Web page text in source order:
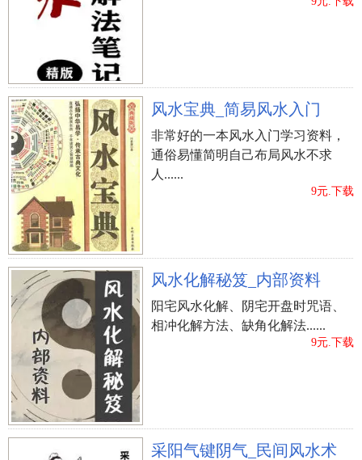
风水宝典_简易风水入门
非常好的一本风水入门学习资料，
通俗易懂简明自己布局风水不求
人......
9元.下载
风水化解秘笈_内部资料
阳宅风水化解、阴宅开盘时咒语、
相冲化解方法、缺角化解法......
9元.下载
采阳气键阴气_民间风水术